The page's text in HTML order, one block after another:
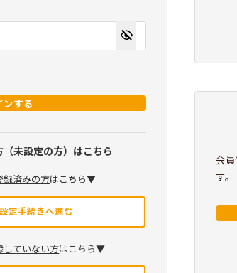
ンする
未設定の方）はこちら
録済みの方はこちら▼
定手続きへ進む
していない方はこちら▼
会
す。